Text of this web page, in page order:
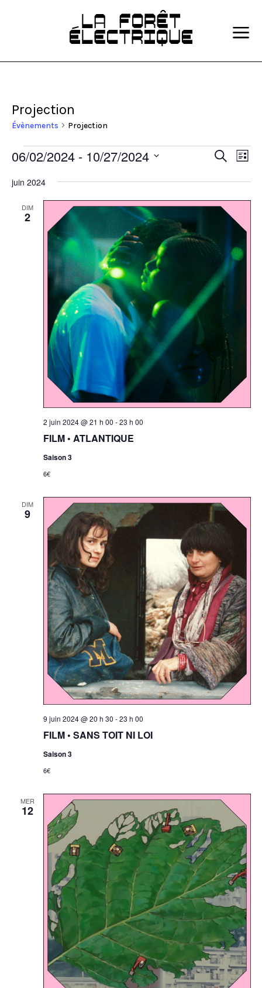
Projection
Évènements Projection
Évènements
de
vues
Recherche
de
Liste
06/02/2024 - 10/27/2024
une
juin 2024
DIM
2
FILM • ATLANTIQUE
2 juin 2024 @ 21 h 00 -23 h 00
Saison 3
6€
DIM
9
FILM • SANS TOIT NI LOI
9 juin 2024 @ 20 h 30 -23 h 00
Saison 3
6€
MER
12
a